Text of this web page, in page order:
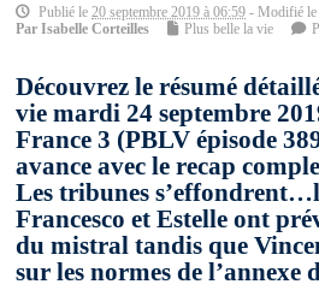
Publié le20 septembre 2019 à 06:59 - Modifié
ParIsabelle Corteilles Plus belle la vie
Découvrez le résumé
vie mardi 24 septembre
France 3 (PBLV épisode
avance avec le recap
Les tribunes
Francesco et Estelle ont
du mistral tandis que
sur les normes de l’annexe